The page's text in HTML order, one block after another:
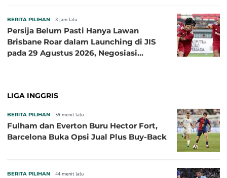
BERITA PILIHAN 8 jam lalu
Persija Belum Pasti Hanya Lawan
Brisbane Roar dalam Launching di JIS
pada 29 Agustus 2026, Negosiasi
LIGA INGGRIS
BERITA PILIHAN 39 menit lalu
Fulham dan Everton Buru Hector Fort,
Barcelona Buka Opsi Jual Plus Buy-Back
BERITA PILIHAN 44 menit lalu